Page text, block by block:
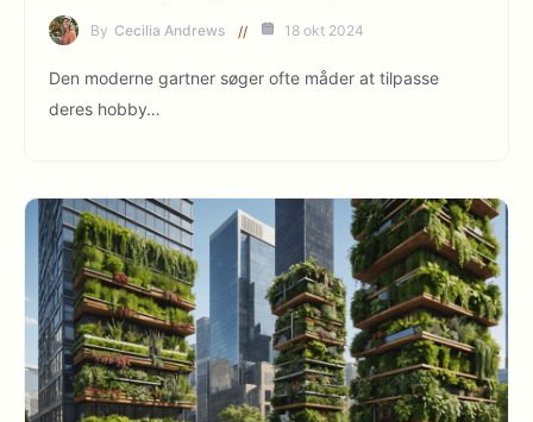
By Cecilia Andrews 18 okt 2024
Den moderne gartner søger ofte måder at tilpasse
deres hobby…